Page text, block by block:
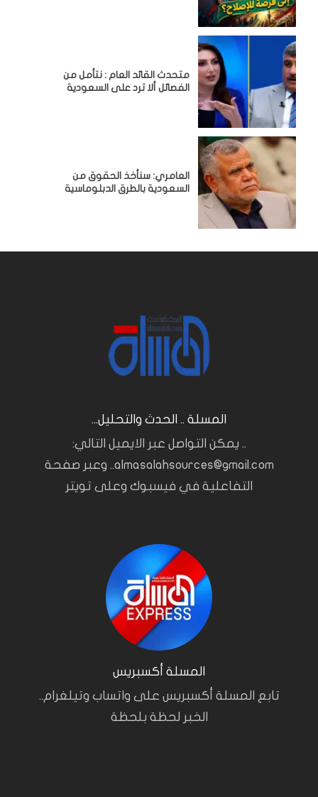
متحدث القائد العام : نتأمل من
الفصائل ألا ترد على السعودية
العامري: سنأخذ الحقوق من
السعودية بالطرق الدبلوماسية
المسلة .. الحدث والتحليل...
.. يمكن التواصل عبر الايميل التالي:
almasalahsources@gmail.com.. وعبر صفحة
التفاعلية في فيسبوك وعلى تويتر
المسلة أكسبريس
تابع المسلة أكسبريس على واتساب وتيلغرام..
الخبر لحظة بلحظة